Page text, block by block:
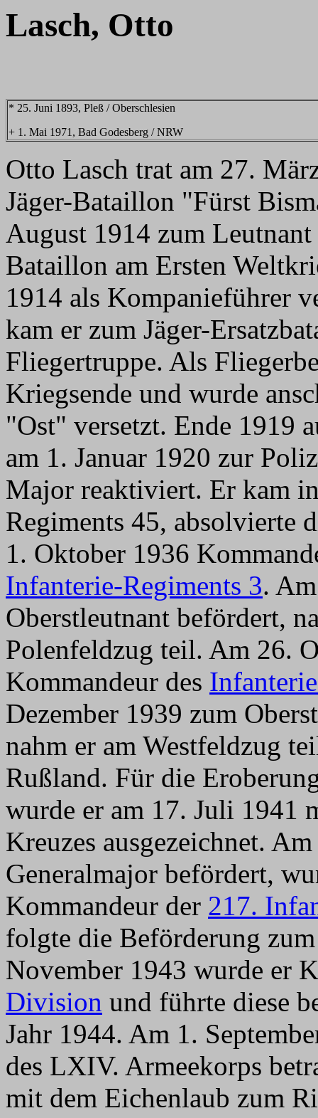
Lasch, Otto
* 25. Juni 1893, Pleß / Oberschlesien
+ 1. Mai 1971, Bad Godesberg / NRW
Otto Lasch trat am 27.
Jäger-Bataillon "Fürst
August 1914 zum
Bataillon am Ersten
1914 als Kompanieführer
kam er zum Jäger-
Fliegertruppe. Als
Kriegsende und wurde
"Ost" versetzt. Ende 1919
am 1. Januar 1920 zur
Major reaktiviert. Er kam
Regiments 45, absolvierte
1. Oktober 1936
Infanterie-Regiments 3.
Oberstleutnant befördert,
Polenfeldzug teil. Am 26.
Kommandeur des
Dezember 1939 zum
nahm er am Westfeldzug
Rußland. Für die
wurde er am 17. Juli 1941
Kreuzes ausgezeichnet.
Generalmajor befördert,
Kommandeur der 217.
folgte die Beförderung
November 1943 wurde er
Division und führte diese
Jahr 1944. Am 1.
des LXIV. Armeekorps
mit dem Eichenlaub zum